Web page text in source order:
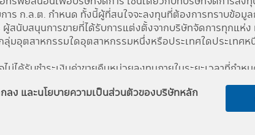
ร ก.ล.ต. กำหนด ทั้งนี้ผู้ที่สนใจจะลงทุนที่ต้องการทราบข้อมู
สนับสนุนการขายที่ได้รับการแต่งตั้งจากบริษัทจัดการทุกแห่
มอุตสาหกรรมใดอุตสาหกรรมหนึ่งหรือประเทศใดประเทศ
รับชำระเงินค่าขายคืนหน่วยลงทุนภายในระยะเวลาที่กำห
พย์สภาพคล่องได้ตามที่สำนักงานคณะกรรมการ ก.ล.ต. กำห
ลง และนโยบายความเป็นส่วนตัวของบริษัทหลัก
-0.0565
-0.52 %
0.0503
0.47 %
0.0197
0.18 %
-0.0947